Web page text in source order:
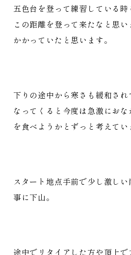
五色台を登って練習している時
この距離を登って来たなと思
かかっていたと思います。
下りの途中から寒さも緩和さ
なってくると今度は急激にお
を食べようかとずっと考えてい
スタート地点手前で少し激し
事に下山。
途中でリタイアした方や頂上